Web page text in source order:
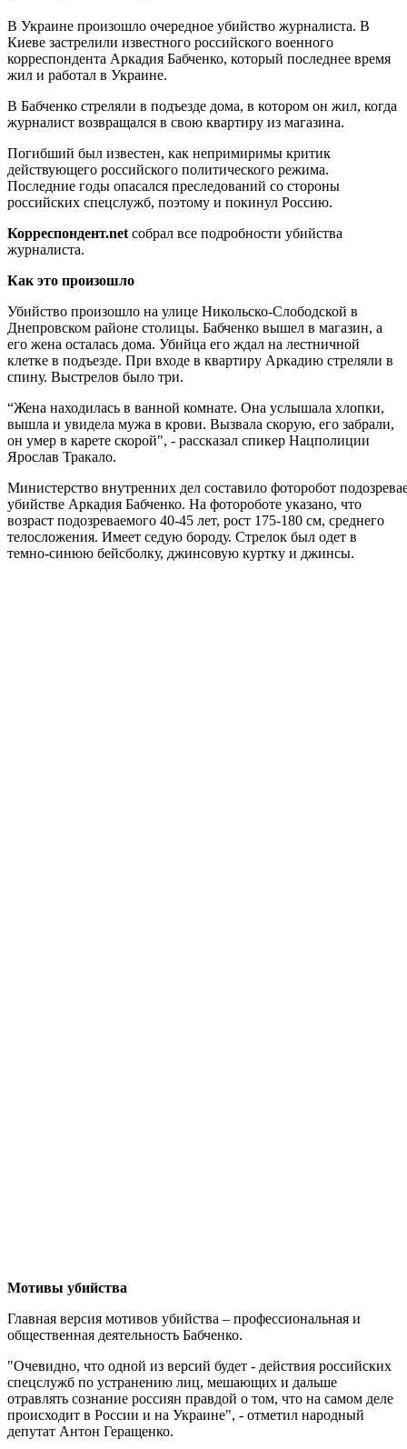
В Украине произошло очередное убийство журналиста. В
Киеве застрелили известного российского военного
корреспондента Аркадия Бабченко, который последнее время
жил и работал в Украине.
В Бабченко стреляли в подъезде дома, в котором он жил, когда
журналист возвращался в свою квартиру из магазина.
Погибший был известен, как непримиримы критик
действующего российского политического режима.
Последние годы опасался преследований со стороны
российских спецслужб, поэтому и покинул Россию.
Корреспондент.net собрал все подробности убийства
журналиста.
Как это произошло
Убийство произошло на улице Никольско-Слободской в
Днепровском районе столицы. Бабченко вышел в магазин, а
его жена осталась дома. Убийца его ждал на лестничной
клетке в подъезде. При входе в квартиру Аркадию стреляли в
спину. Выстрелов было три.
“Жена находилась в ванной комнате. Она услышала хлопки,
вышла и увидела мужа в крови. Вызвала скорую, его забрали,
он умер в карете скорой", - рассказал спикер Нацполиции
Ярослав Тракало.
Министерство внутренних дел составило фоторобот
убийстве Аркадия Бабченко. На фотороботе указано, что
возраст подозреваемого 40-45 лет, рост 175-180 см, среднего
телосложения. Имеет седую бороду. Стрелок был одет в
темно-синюю бейсболку, джинсовую куртку и джинсы.
Мотивы убийства
Главная версия мотивов убийства – профессиональная и
общественная деятельность Бабченко.
"Очевидно, что одной из версий будет - действия российских
спецслужб по устранению лиц, мешающих и дальше
отравлять сознание россиян правдой о том, что на самом деле
происходит в России и на Украине", - отметил народный
депутат Антон Геращенко.